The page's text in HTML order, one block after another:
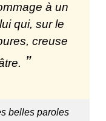
à un
qui, sur le
creuse
belles paroles